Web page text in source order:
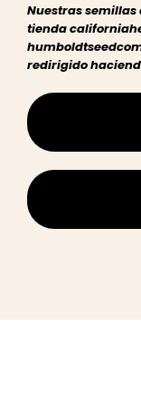
Nuestras semillas
tienda
redirigido